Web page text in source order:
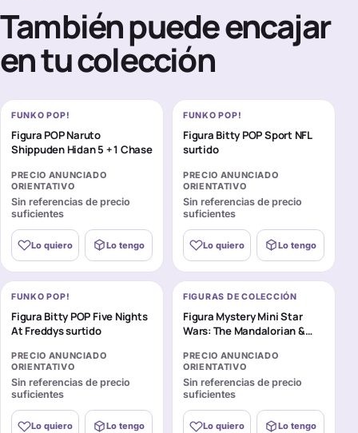
También puede encajar
en tu colección
FUNKO POP!
Figura POP Naruto
Shippuden Hidan 5 + 1 Chase
PRECIO ANUNCIADO
ORIENTATIVO
Sin referencias de precio
suficientes
Lo quiero Lo tengo
FUNKO POP!
Figura Bitty POP Sport NFL
surtido
PRECIO ANUNCIADO
ORIENTATIVO
Sin referencias de precio
suficientes
Lo quiero Lo tengo
FUNKO POP!
Figura Bitty POP Five Nights
At Freddys surtido
PRECIO ANUNCIADO
ORIENTATIVO
Sin referencias de precio
suficientes
Lo quiero Lo tengo
FIGURAS DE COLECCIÓN
Figura Mystery Mini Star
Wars: The Mandalorian &
PRECIO ANUNCIADO
ORIENTATIVO
Sin referencias de precio
suficientes
Lo quiero Lo tengo